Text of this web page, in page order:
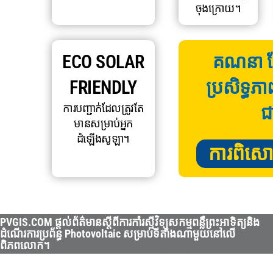
ចុងក្រោយ។
ECO SOLAR
FRIENDLY
ការបញ្ជាក់ដែលត្រូវតែ
មានសម្រាប់អ្នក
ដំឡើងសូឡា។
គណនា ក្
ប្រសិទ្ធភ
ការពិស
PVGIS.COM ផ្តល់ព័ត៌មានស្តីពីការកាំរស្មីវិទ្យុសកម្មពន្លឺព្រះអាទិត្យនិង
ដំណើរការប្រព័ន្ធ Photovoltaic សម្រាប់ទីតាំងណាមួយនៅលើ
ពិភពលោក។